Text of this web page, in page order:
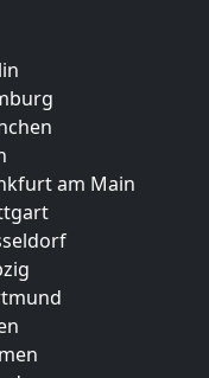
am Main